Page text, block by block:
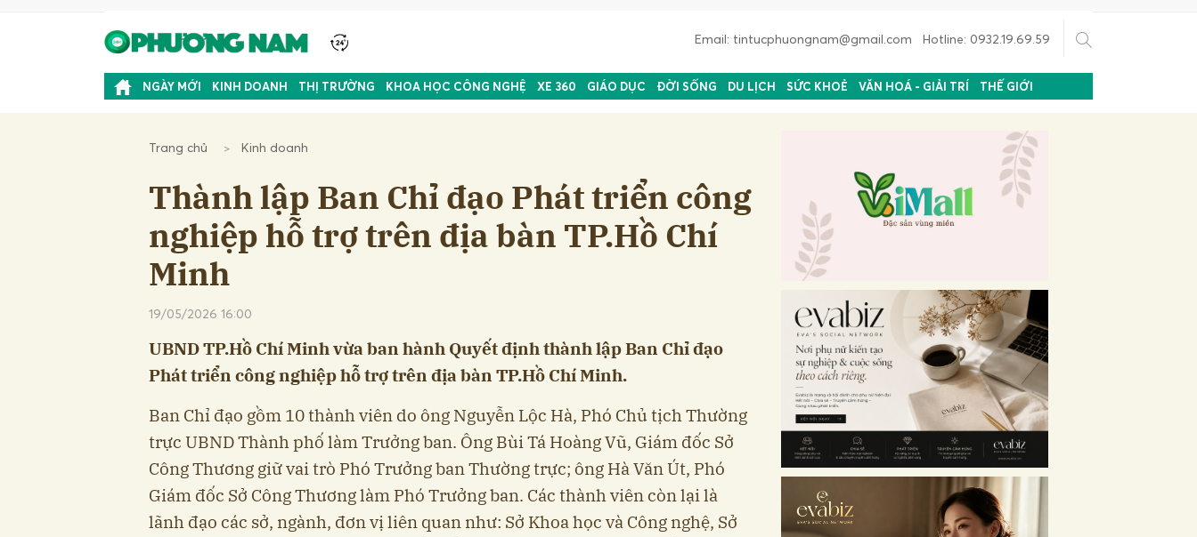
Email: tintucphuongnam@gmail.com Hotline: 0932.19.69.59
NGÀY MỚI KINH DOANH THỊ TRƯỜNG KHOA HỌC CÔNG NGHỆ XE 360 GIÁO DỤC ĐỜI SỐNG DU LỊCH SỨC KHOẺ VĂN HOÁ - GIẢI TRÍ THẾ GIỚI
Trang chủ Kinh doanh
Thành lập Ban Chỉ đạo Phát triển công
nghiệp hỗ trợ trên địa bàn TP.Hồ Chí
Minh
19/05/2026 16:00
UBND TP.Hồ Chí Minh vừa ban hành Quyết định thành lập Ban Chỉ đạo
Phát triển công nghiệp hỗ trợ trên địa bàn TP.Hồ Chí Minh.
Ban Chỉ đạo gồm 10 thành viên do ông Nguyễn Lộc Hà, Phó Chủ tịch Thường
trực UBND Thành phố làm Trưởng ban. Ông Bùi Tá Hoàng Vũ, Giám đốc Sở
Công Thương giữ vai trò Phó Trưởng ban Thường trực; ông Hà Văn Út, Phó
Giám đốc Sở Công Thương làm Phó Trưởng ban. Các thành viên còn lại là
lãnh đạo các sở, ngành, đơn vị liên quan như: Sở Khoa học và Công nghệ, Sở